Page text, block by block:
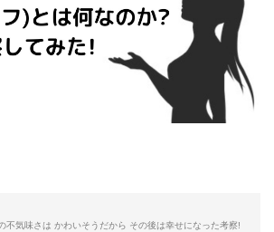
不気味さは かわいそうだから その後は幸せになった考察!